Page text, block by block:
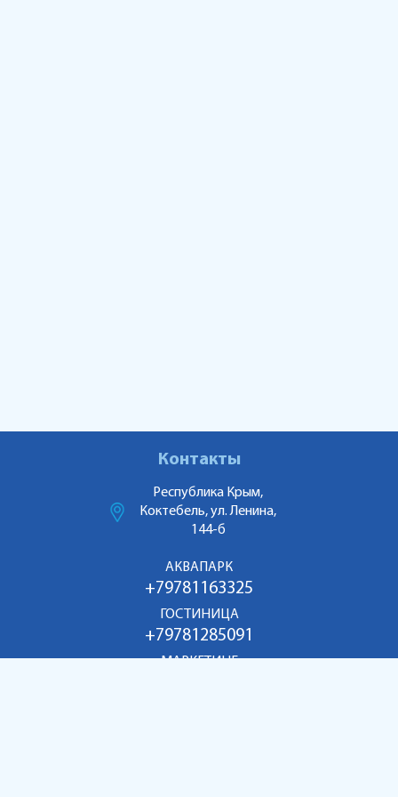
Контакты
Республика Крым,
Коктебель, ул. Ленина,
144-б
АКВАПАРК
+79781163325
ГОСТИНИЦА
+79781285091
МАРКЕТИНГ